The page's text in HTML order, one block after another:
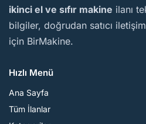
ikinci el ve sıfır makine ilanı
bilgiler, doğrudan satıcı
için BirMakine.
Hızlı Menü
Ana Sayfa
Tüm İlanlar